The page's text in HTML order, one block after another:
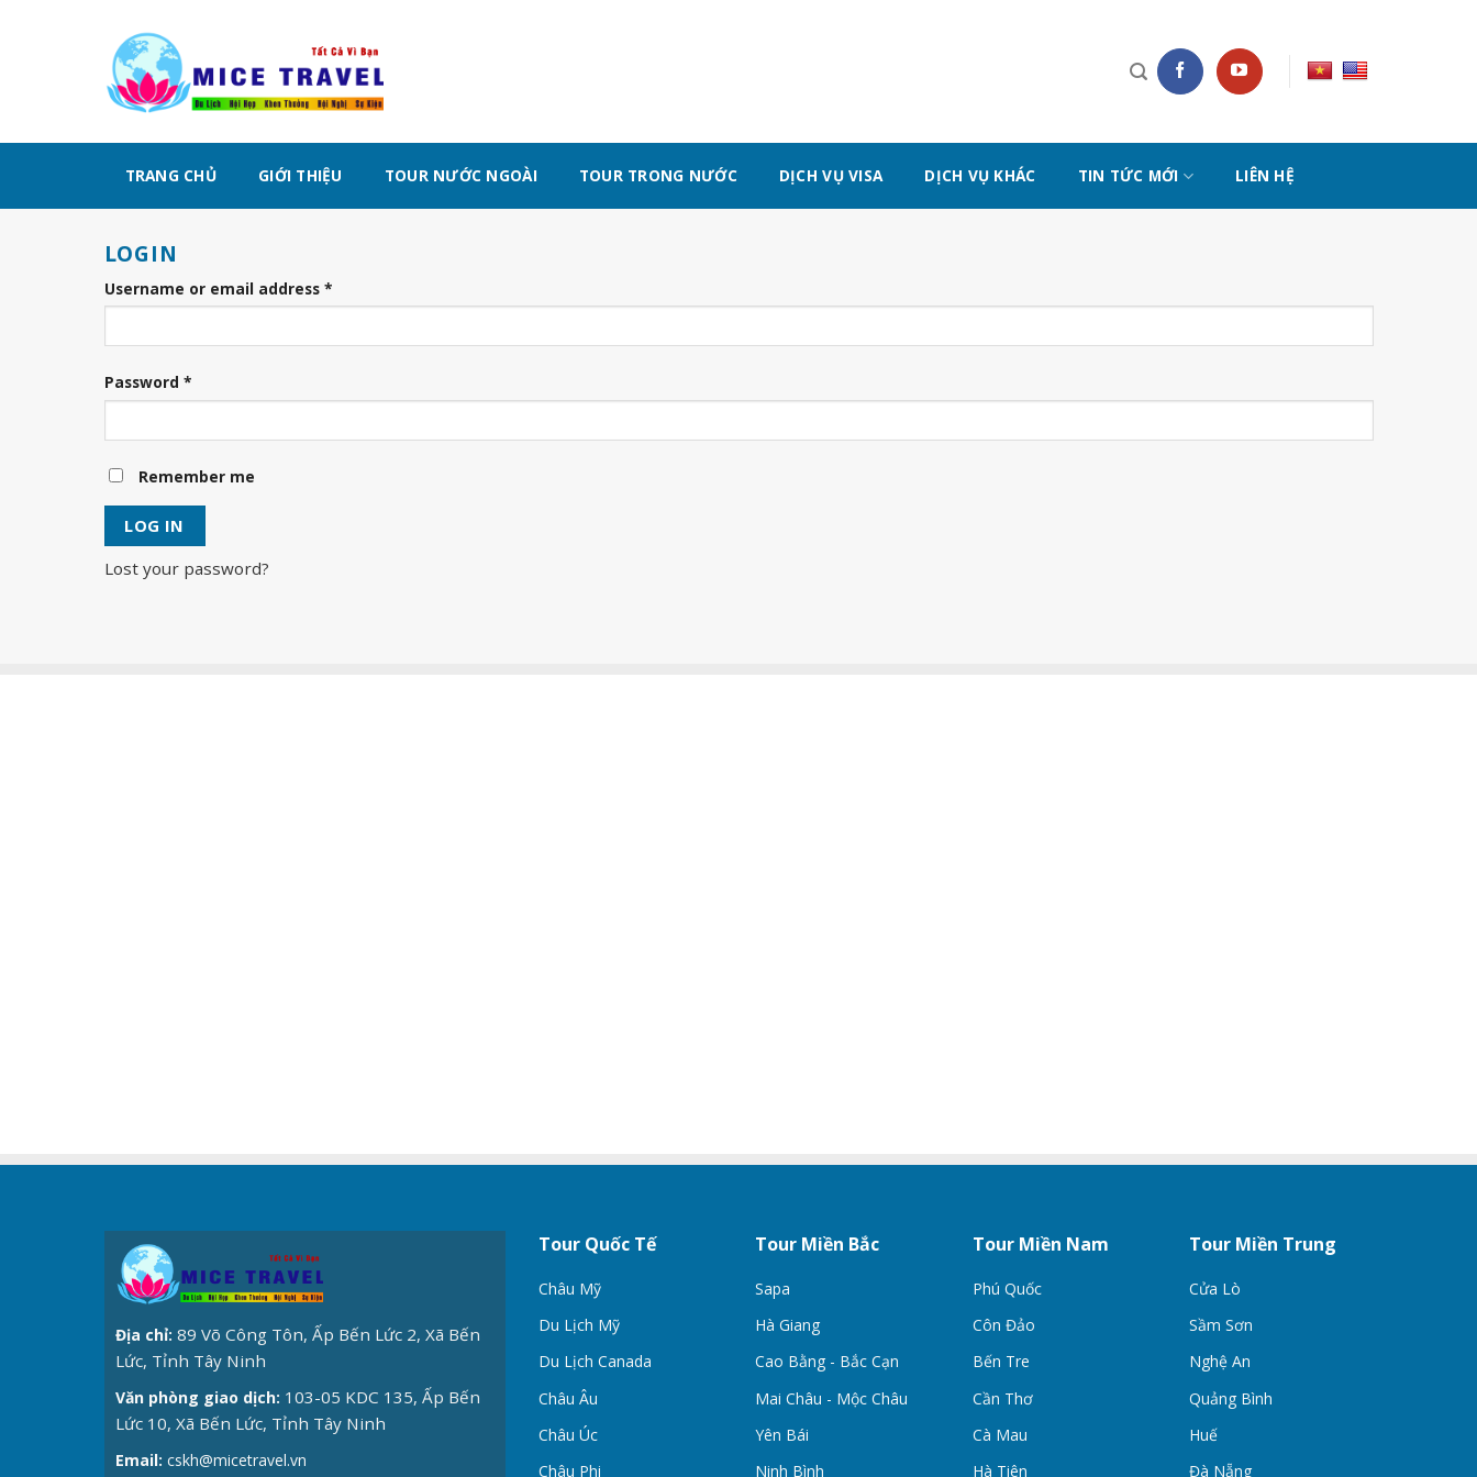
TRANG CHỦ GIỚI THIỆU TOUR NƯỚC NGOÀI TOUR TRONG NƯỚC DỊCH VỤ VISA DỊCH VỤ KHÁC TIN TỨC MỚI LIÊN HỆ
LOGIN
Username or email address *
Password *
Remember me
LOG IN
Lost your password?
Địa chỉ: 89 Võ Công Tôn, Ấp Bến Lức 2, Xã Bến
Lức, Tỉnh Tây Ninh
Văn phòng giao dịch: 103-05 KDC 135, Ấp Bến
Lức 10, Xã Bến Lức, Tỉnh Tây Ninh
Email: cskh@micetravel.vn
Tour Quốc Tế
Châu Mỹ
Du Lịch Mỹ
Du Lịch Canada
Châu Âu
Châu Úc
Châu Phi
Tour Miền Bắc
Sapa
Hà Giang
Cao Bằng - Bắc Cạn
Mai Châu - Mộc Châu
Yên Bái
Ninh Bình
Tour Miền Nam
Phú Quốc
Côn Đảo
Bến Tre
Cần Thơ
Cà Mau
Hà Tiên
Tour Miền Trung
Cửa Lò
Sầm Sơn
Nghệ An
Quảng Bình
Huế
Đà Nẵng